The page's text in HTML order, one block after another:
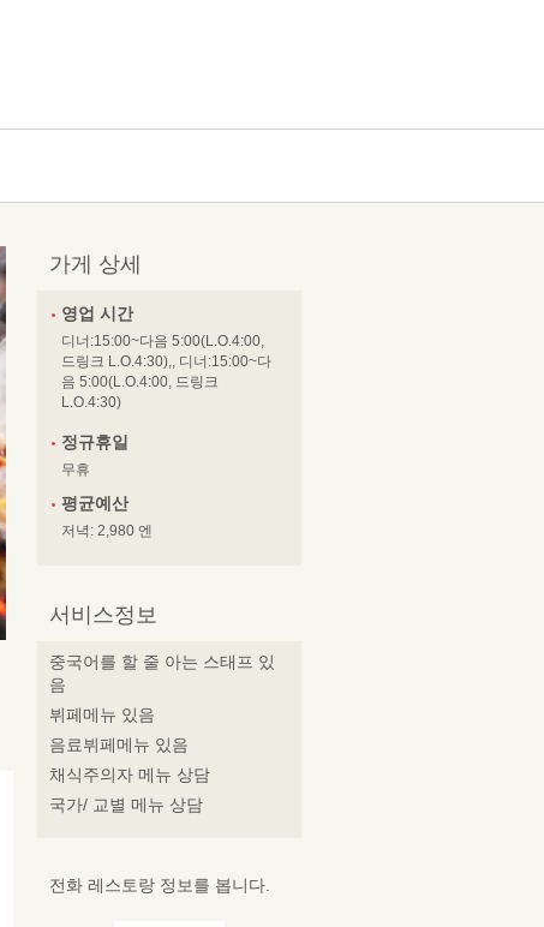
가게 상세
영업 시간
디너:15:00~다음 5:00(L.O.4:00,
드링크 L.O.4:30),, 디너:15:00~다
음 5:00(L.O.4:00, 드링크
L.O.4:30)
정규휴일
무휴
평균예산
저녁: 2,980 엔
서비스정보
중국어를 할 줄 아는 스태프 있
음
뷔페메뉴 있음
음료뷔페메뉴 있음
채식주의자 메뉴 상담
국가/ 교별 메뉴 상담
전화 레스토랑 정보를 봅니다.